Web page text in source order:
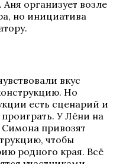
организует возле
но инициатива
вкус
Но
есть сценарий и
У Лёни на
Симона привозят
чтобы
родного края. Всё